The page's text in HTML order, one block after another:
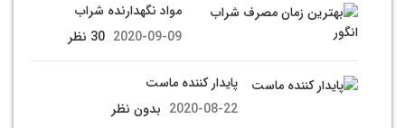
مواد نگهدارنده شراب
2020-09-09 30 نظر
پایدار کننده ماست
2020-08-22 بدون نظر